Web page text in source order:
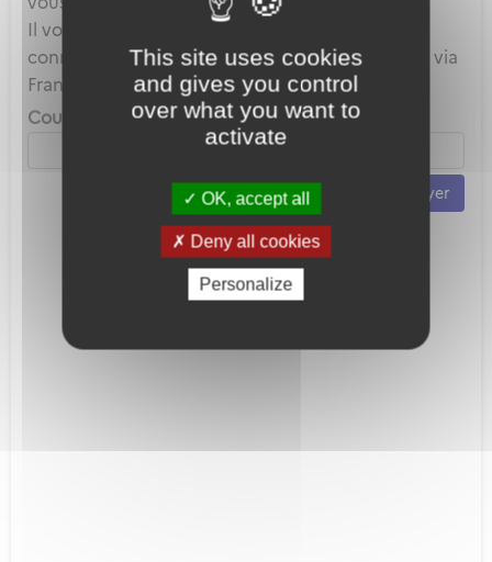
This site uses cookies
and gives you control
over what you want to
activate
OK, accept all
Deny all cookies
Personalize
Il vous servira uniquement lorsque vous vous
connecterez avec votre adresse mail plutôt que via
FranceConnect.
Courriel *
Envoyer